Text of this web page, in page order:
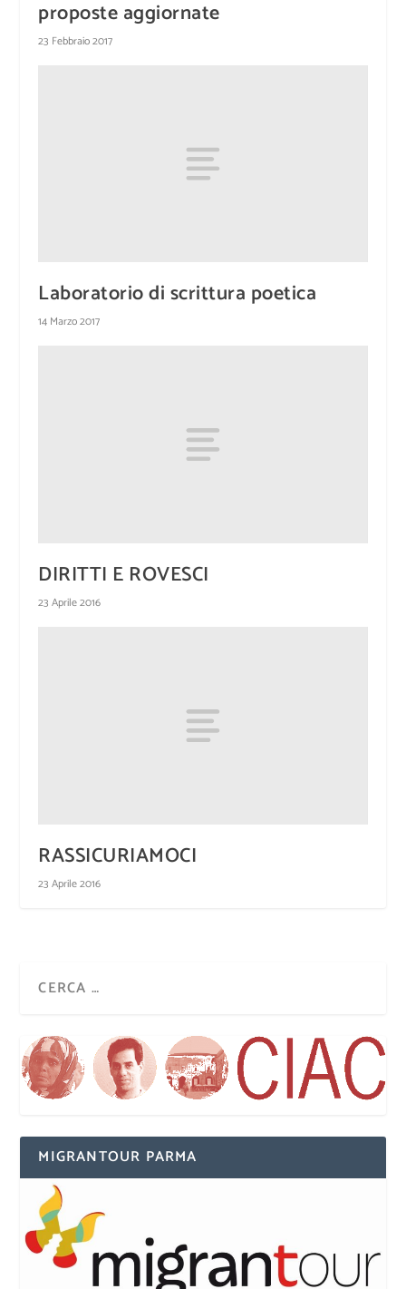
proposte aggiornate
23 Febbraio 2017
Laboratorio di scrittura poetica
14 Marzo 2017
DIRITTI E ROVESCI
23 Aprile 2016
RASSICURIAMOCI
23 Aprile 2016
MIGRANTOUR PARMA